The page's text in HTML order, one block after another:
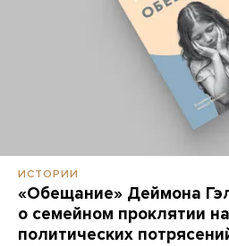
ИСТОРИИ
«Обещание» Деймона
о семейном проклятии
политических